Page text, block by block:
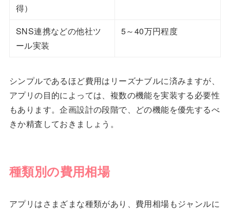
得）
SNS連携などの他社ツ
ール実装
5～40万円程度
シンプルであるほど費用はリーズナブルに済みますが、
アプリの目的によっては、複数の機能を実装する必要性
もあります。企画設計の段階で、どの機能を優先するべ
きか精査しておきましょう。
種類別の費用相場
アプリはさまざまな種類があり、費用相場もジャンルに